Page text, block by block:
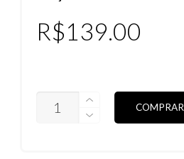
R$139.00
FLAK
COMPRAR